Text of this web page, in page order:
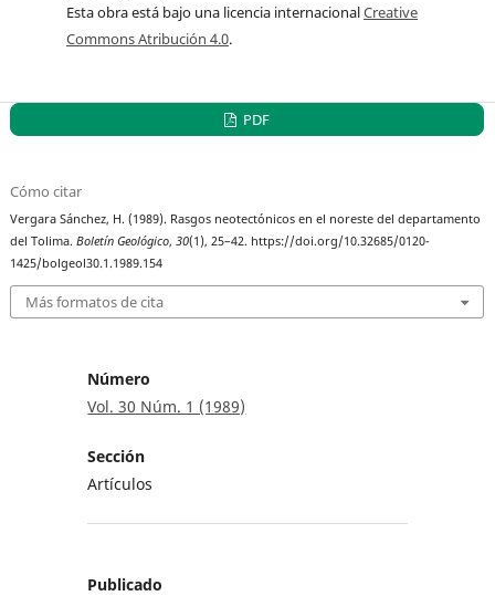
Esta obra está bajo una licencia internacionalCreative
Commons Atribución 4.0.
PDF
Cómo citar
Vergara Sánchez, H. (1989). Rasgos neotectónicos en el noreste del departamento
del Tolima.Boletín Geológico,30(1), 25–42. https://doi.org/10.32685/0120-
1425/bolgeol30.1.1989.154
Más formatos de cita
Número
Vol. 30 Núm. 1 (1989)
Sección
Artículos
Publicado